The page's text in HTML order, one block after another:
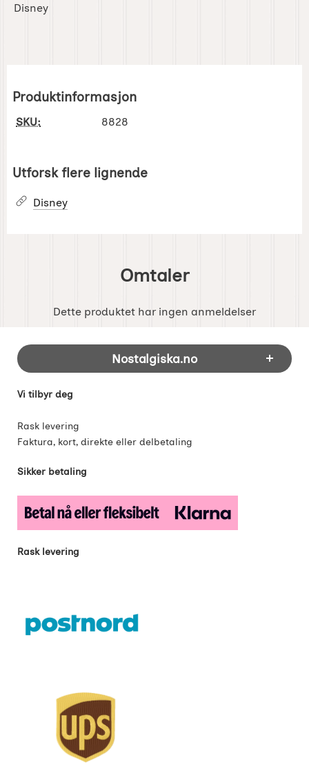
Disney
Produktinformasjon
SKU: 8828
Utforsk flere lignende
Disney
Omtaler
Dette produktet har ingen anmeldelser
Footer-innhold Blandet informasjon og
Nostalgiska.no
Vi tilbyr deg
Rask levering
Faktura, kort, direkte eller delbetaling
Sikker betaling
Rask levering